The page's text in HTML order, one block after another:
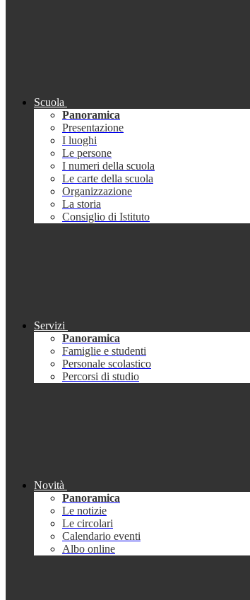
Scuola
Panoramica
Presentazione
I luoghi
Le persone
I numeri della scuola
Le carte della scuola
Organizzazione
La storia
Consiglio di Istituto
Servizi
Panoramica
Famiglie e studenti
Personale scolastico
Percorsi di studio
Novità
Panoramica
Le notizie
Le circolari
Calendario eventi
Albo online